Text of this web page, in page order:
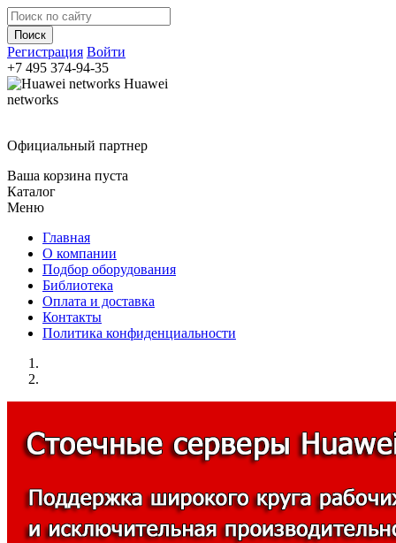
Регистрация Войти
+7 495 374-94-35
Huawei
networks
Официальный партнер
Ваша корзина пуста
Каталог
Меню
Главная
О компании
Подбор оборудования
Библиотека
Оплата и доставка
Контакты
Политика конфиденциальности